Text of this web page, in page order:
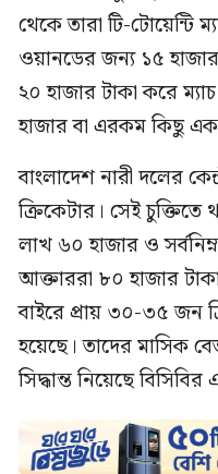
থেকে তারা টি-টোয়েন্টি
ওয়ানডের জন্য ১৫ হাজার
২০ হাজার টাকা করে
হাজার বা এরকম কিছু
বাংলাদেশ নারী দলের
ক্রিকেটার। সেই চুক্তিতে
লাখ ৬০ হাজার ও
আক্তাররা ৮০ হাজার
বাইরে প্রায় ৩০-৩৫ জন
হয়েছে। তাদের মাসিক
সিদ্ধান্ত নিয়েছে